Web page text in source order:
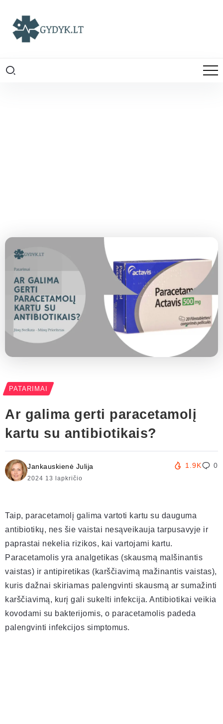
PATARIMAI
Ar galima gerti paracetamolį
kartu su antibiotikais?
Jankauskienė Julija
2024 13 lapkričio
1.9K 0
Taip, paracetamolį galima vartoti kartu su dauguma
antibiotikų, nes šie vaistai nesąveikauja tarpusavyje ir
paprastai nekelia rizikos, kai vartojami kartu.
Paracetamolis yra analgetikas (skausmą malšinantis
vaistas) ir antipiretikas (karščiavimą mažinantis vaistas),
kuris dažnai skiriamas palengvinti skausmą ar sumažinti
karščiavimą, kurį gali sukelti infekcija. Antibiotikai veikia
kovodami su bakterijomis, o paracetamolis padeda
palengvinti infekcijos simptomus.